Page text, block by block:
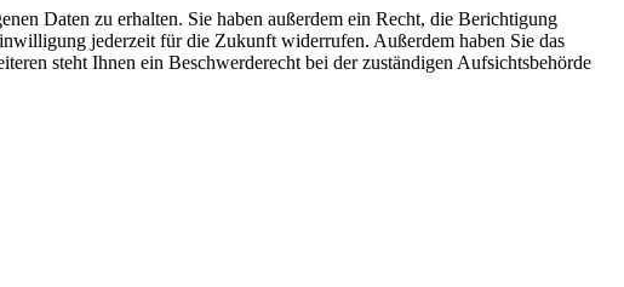
Daten zu erhalten. Sie haben außerdem ein Recht, die Berichtigung
jederzeit für die Zukunft widerrufen. Außerdem haben Sie das
steht Ihnen ein Beschwerderecht bei der zuständigen Aufsichtsbehörde